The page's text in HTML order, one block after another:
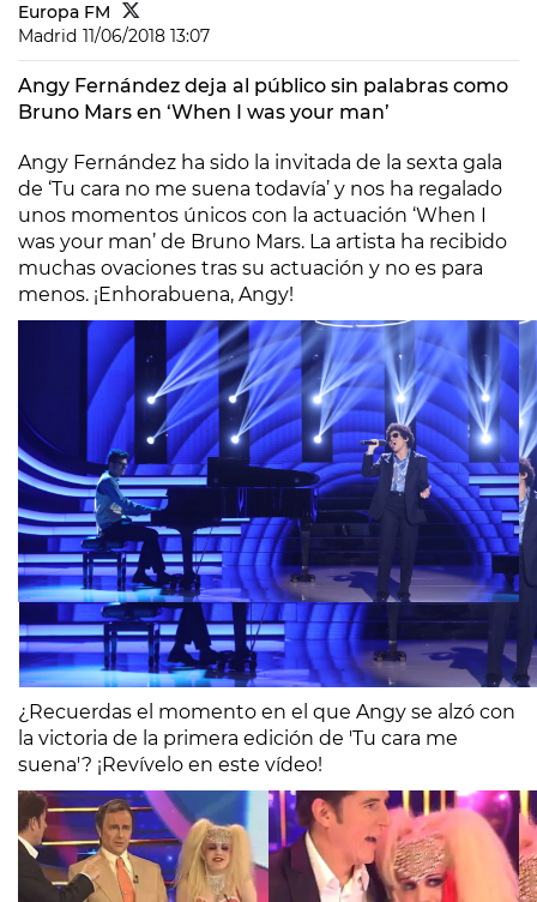
Europa FM
Madrid 11/06/2018 13:07
Angy Fernández deja al público sin palabras como
Bruno Mars en ‘When I was your man’
Angy Fernández ha sido la invitada de la sexta gala
de ‘Tu cara no me suena todavía’ y nos ha regalado
unos momentos únicos con la actuación ‘When I
was your man’ de Bruno Mars. La artista ha recibido
muchas ovaciones tras su actuación y no es para
menos. ¡Enhorabuena, Angy!
¿Recuerdas el momento en el que Angy se alzó con
la victoria de la primera edición de 'Tu cara me
suena'? ¡Revívelo en este vídeo!